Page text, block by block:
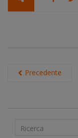
Precedente